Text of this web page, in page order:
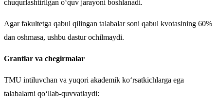
chuqurlashtirilgan o‘quv jarayoni boshlanadi.
Agar fakultetga qabul qilingan talabalar soni qabul kvotasining 60%
dan oshmasa, ushbu dastur ochilmaydi.
Grantlar va chegirmalar
TMU intiluvchan va yuqori akademik ko‘rsatkichlarga ega
talabalarni qo‘llab-quvvatlaydi: